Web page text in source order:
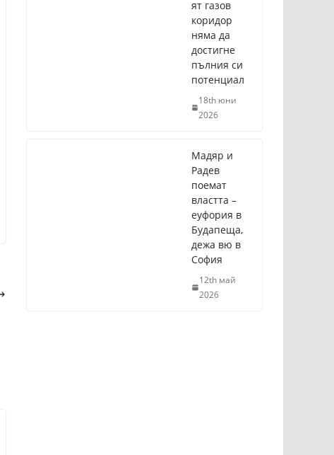
ят газов
коридор
няма да
достигне
пълния си
потенциал
18th юни
2026
Мадяр и
Радев
поемат
властта –
еуфория в
Будапеща,
дежа вю в
София
12th май
2026